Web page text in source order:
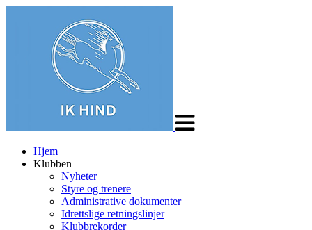
Hjem
Klubben
Nyheter
Styre og trenere
Administrative dokumenter
Idrettslige retningslinjer
Klubbrekorder